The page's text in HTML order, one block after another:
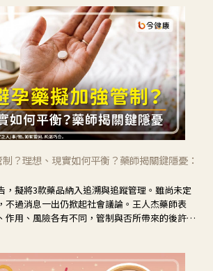
？理想、現實如何平衡？藥師揭關鍵隱憂：
，擬將3款藥品納入追溯與追蹤管理。雖尚未定
不過消息一出仍掀起社會議論。王人杰藥師表
作用、風險各有不同，管制與否所帶來的後許影